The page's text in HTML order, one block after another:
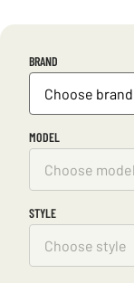
BRAND
MODEL
STYLE